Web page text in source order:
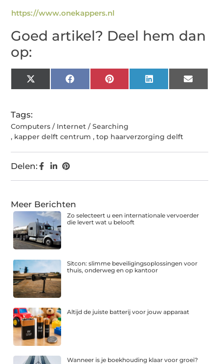
https://www.onekappers.nl
Goed artikel? Deel hem dan
op:
X
(Twitter)
FacebookPinterestLinkedIn Email
Tags:
Computers / Internet / Searching
, kapper delft centrum ,top haarverzorging delft
Delen:
Meer Berichten
Zo selecteert u een internationale vervoerder
die levert wat u belooft
Sitcon: slimme beveiligingsoplossingen voor
thuis, onderweg en op kantoor
Altijd de juiste batterij voor jouw apparaat
Wanneer is je boekhouding klaar voor groei?